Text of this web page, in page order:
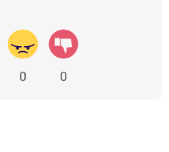
0 0